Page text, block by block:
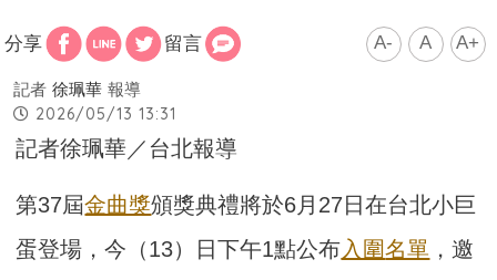
分享 留言 A- A A+
記者 徐珮華 報導
2026/05/13 13:31
記者徐珮華／台北報導
第37屆金曲獎頒獎典禮將於6月27日在台北小巨
蛋登場，今（13）日下午1點公布入圍名單 ，邀